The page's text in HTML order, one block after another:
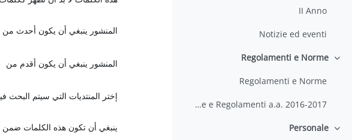
II Anno
Notizie ed eventi
طيRegolamenti e Norme
Regolamenti e Norme
Guida per lo Studente - Norme e Regolamenti a.a. 2016-2017
طيPersonale
المنشور ينبغي أن يكون أحدث من
المنشور ينبغي أن يكون أقدم من
إختر المنتديات التي سيتم البحث
ينبغي أن تكون هذه الكلمات